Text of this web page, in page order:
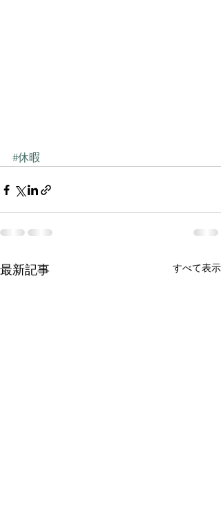
#休暇
最新記事 すべて表示